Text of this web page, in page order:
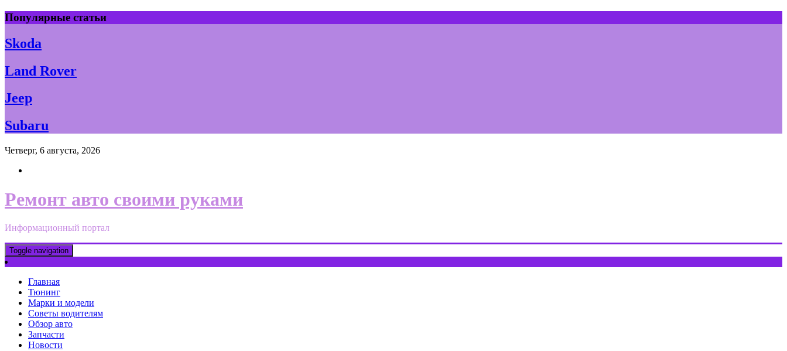
Skip
to
content
Популярные статьи
Skoda
Land Rover
Jeep
Subaru
Четверг, 6 августа, 2026
Ремонт авто своими руками
Информационный портал
Toggle navigation
Главная
Тюнинг
Марки и модели
Советы водителям
Обзор авто
Запчасти
Новости